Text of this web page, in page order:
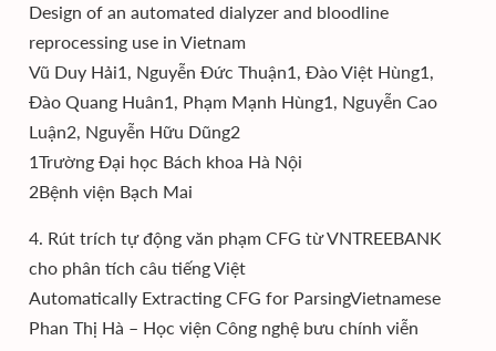
Design of an automated dialyzer and bloodline
reprocessing use in Vietnam
Vũ Duy Hải1, Nguyễn Đức Thuận1, Đào Việt Hùng1,
Đào Quang Huân1, Phạm Mạnh Hùng1, Nguyễn Cao
Luận2, Nguyễn Hữu Dũng2
1Trường Đại học Bách khoa Hà Nội
2Bệnh viện Bạch Mai
4. Rút trích tự động văn phạm CFG từ VNTREEBANK
cho phân tích câu tiếng Việt
Automatically Extracting CFG for ParsingVietnamese
Phan Thị Hà – Học viện Công nghệ bưu chính viễn